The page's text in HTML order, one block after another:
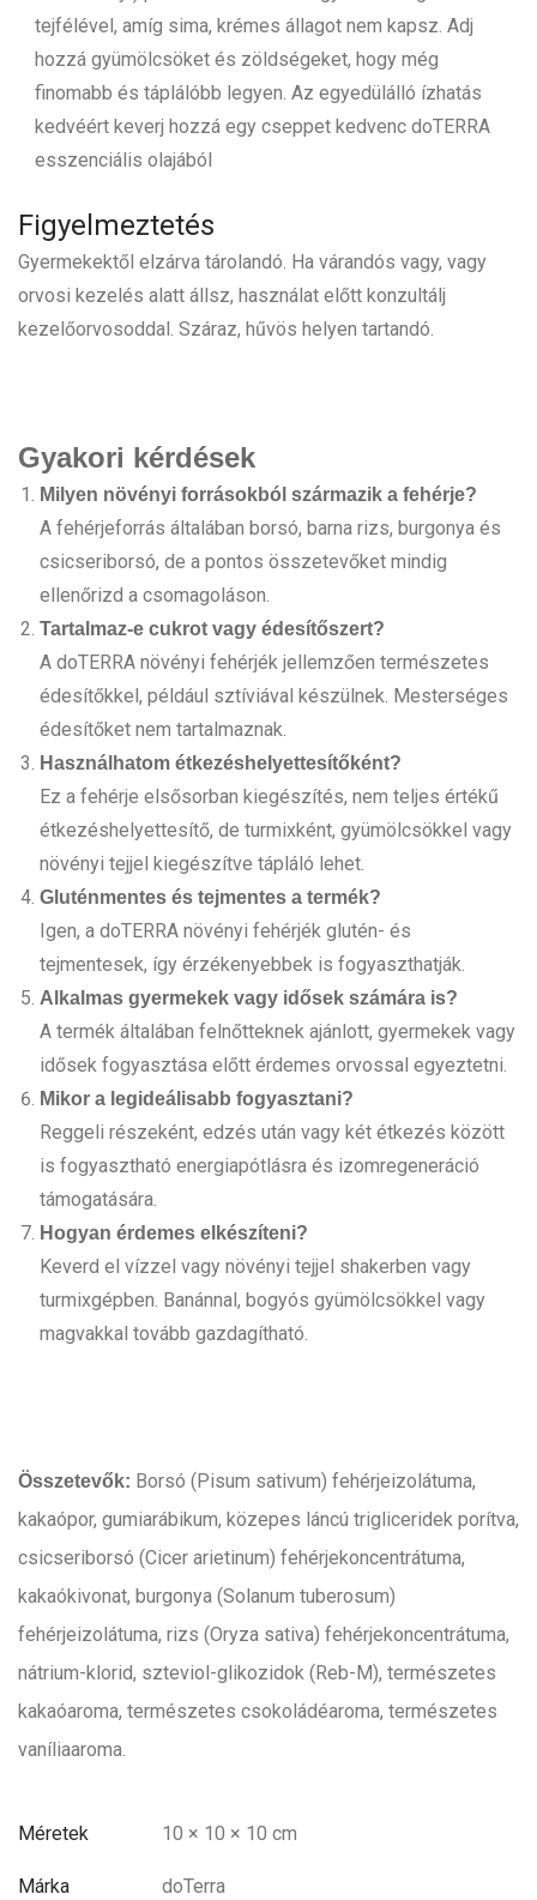
tejfélével, amíg sima, krémes állagot nem kapsz. Adj
hozzá gyümölcsöket és zöldségeket, hogy még
finomabb és táplálóbb legyen. Az egyedülálló ízhatás
kedvéért keverj hozzá egy cseppet kedvenc doTERRA
esszenciális olajából
Figyelmeztetés
Gyermekektől elzárva tárolandó. Ha várandós vagy, vagy
orvosi kezelés alatt állsz, használat előtt konzultálj
kezelőorvosoddal. Száraz, hűvös helyen tartandó.
Gyakori kérdések
Milyen növényi forrásokból származik a fehérje?
A fehérjeforrás általában borsó, barna rizs, burgonya és
csicseriborsó, de a pontos összetevőket mindig
ellenőrizd a csomagoláson.
Tartalmaz-e cukrot vagy édesítőszert?
A doTERRA növényi fehérjék jellemzően természetes
édesítőkkel, például sztíviával készülnek. Mesterséges
édesítőket nem tartalmaznak.
Használhatom étkezéshelyettesítőként?
Ez a fehérje elsősorban kiegészítés, nem teljes értékű
étkezéshelyettesítő, de turmixként, gyümölcsökkel vagy
növényi tejjel kiegészítve tápláló lehet.
Gluténmentes és tejmentes a termék?
Igen, a doTERRA növényi fehérjék glutén- és
tejmentesek, így érzékenyebbek is fogyaszthatják.
Alkalmas gyermekek vagy idősek számára is?
A termék általában felnőtteknek ajánlott, gyermekek vagy
idősek fogyasztása előtt érdemes orvossal egyeztetni.
Mikor a legideálisabb fogyasztani?
Reggeli részeként, edzés után vagy két étkezés között
is fogyasztható energiapótlásra és izomregeneráció
támogatására.
Hogyan érdemes elkészíteni?
Keverd el vízzel vagy növényi tejjel shakerben vagy
turmixgépben. Banánnal, bogyós gyümölcsökkel vagy
magvakkal tovább gazdagítható.
Összetevők: Borsó (Pisum sativum) fehérjeizolátuma,
kakaópor, gumiarábikum, közepes láncú trigliceridek porítva,
csicseriborsó (Cicer arietinum) fehérjekoncentrátuma,
kakaókivonat, burgonya (Solanum tuberosum)
fehérjeizolátuma, rizs (Oryza sativa) fehérjekoncentrátuma,
nátrium-klorid, szteviol-glikozidok (Reb-M), természetes
kakaóaroma, természetes csokoládéaroma, természetes
vaníliaaroma.
Méretek 10 × 10 × 10 cm
Márka doTerra